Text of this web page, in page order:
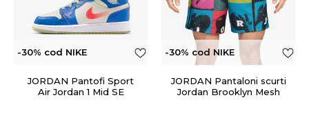
-30% cod NIKE
JORDAN Pantofi Sport
Air Jordan 1 Mid SE
-30% cod NIKE
JORDAN Pantaloni scurti
Jordan Brooklyn Mesh